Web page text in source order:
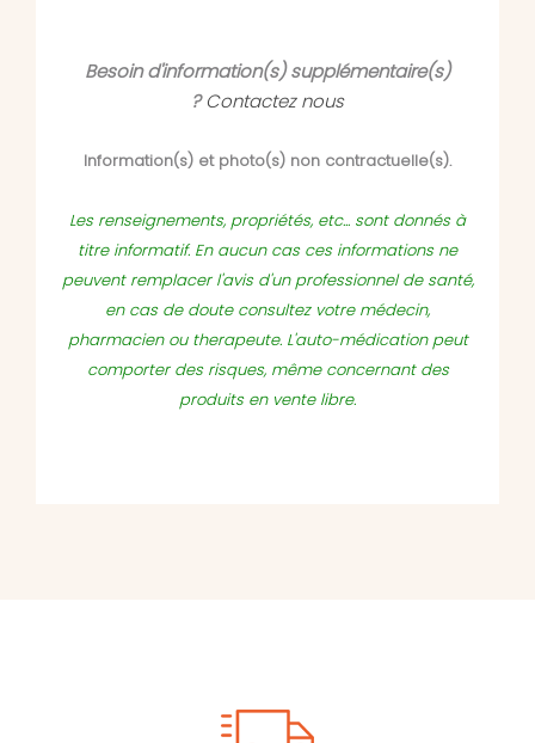
Besoin d'information(s) supplémentaire(s)
?Contactez nous
Information(s) et photo(s) non contractuelle(s).
Les renseignements, propriétés, etc... sont donnés à
titre informatif. En aucun cas ces informations ne
peuvent remplacer l'avis d'un professionnel de santé,
en cas de doute consultez votre médecin,
pharmacien ou therapeute. L'auto-médication peut
comporter des risques, même concernant des
produits en vente libre.